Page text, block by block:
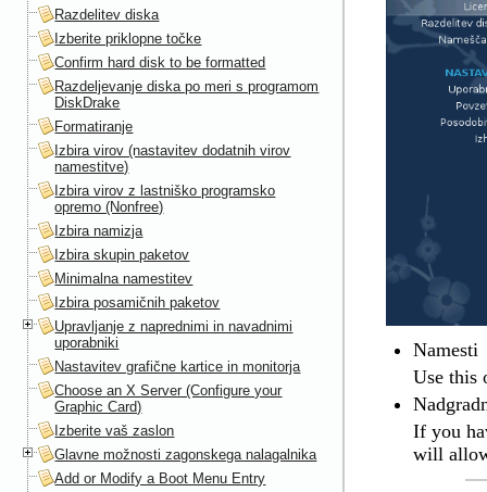
Namesti
Use this
If you
will
Razdelitev diska
Izberite priklopne točke
Confirm hard disk to be formatted
Razdeljevanje diska po meri s programom
DiskDrake
Formatiranje
Izbira virov (nastavitev dodatnih virov
namestitve)
Izbira virov z lastniško programsko
opremo (Nonfree)
Izbira namizja
Izbira skupin paketov
Minimalna namestitev
Izbira posamičnih paketov
Upravljanje z naprednimi in navadnimi
uporabniki
Nastavitev grafične kartice in monitorja
Choose an X Server (Configure your
Graphic Card)
Izberite vaš zaslon
Glavne možnosti zagonskega nalagalnika
Add or Modify a Boot Menu Entry